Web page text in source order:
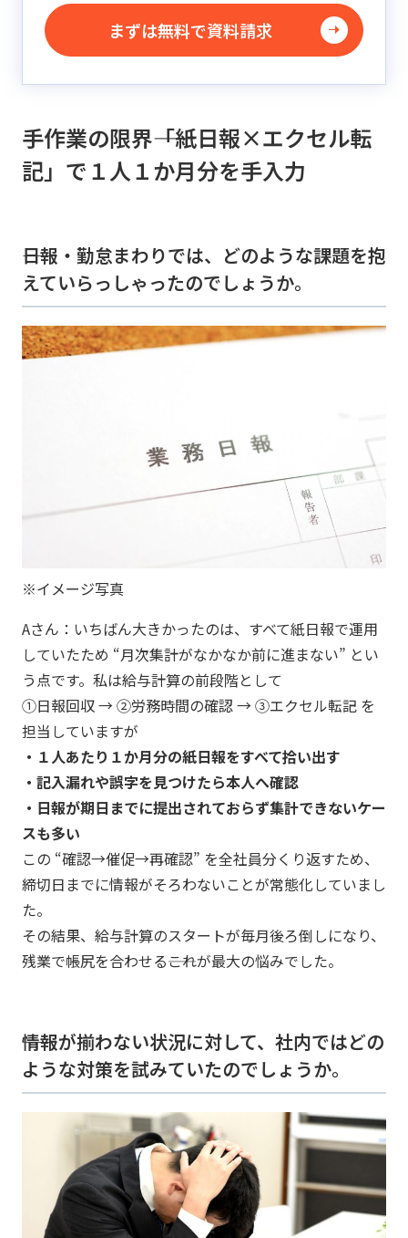
まずは無料で資料請求
手作業の限界――「紙日報×エクセル転
記」で１人１か月分を手入力
――日報・勤怠まわりでは、どのような課題を抱
えていらっしゃったのでしょうか。
※イメージ写真
Aさん：いちばん大きかったのは、すべて紙日報で運用
していたため “月次集計がなかなか前に進まない” とい
う点です。私は給与計算の前段階として
①日報回収 → ②労務時間の確認 → ③エクセル転記 を
担当していますが
・１人あたり１か月分の紙日報をすべて拾い出す
・記入漏れや誤字を見つけたら本人へ確認
・日報が期日までに提出されておらず集計できないケー
スも多い
この “確認→催促→再確認” を全社員分くり返すため、
締切日までに情報がそろわないことが常態化していまし
た。
その結果、給与計算のスタートが毎月後ろ倒しになり、
残業で帳尻を合わせる――これが最大の悩みでした。
――情報が揃わない状況に対して、社内ではどの
ような対策を試みていたのでしょうか。